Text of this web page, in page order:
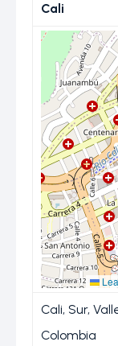
Cali
Cali, Sur,
Colombia